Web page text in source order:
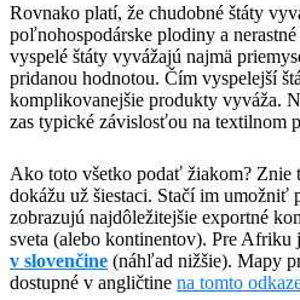
​Rovnako platí, že chudobné štáty
poľnohospodárske plodiny a
vyspelé štáty vyvážajú najmä
pridanou hodnotou. Čím vyspelejší
komplikovanejšie produkty vyváža.
zas typické závislosťou na textilnom
​Ako toto všetko podať žiakom? Znie
dokážu už šiestaci. Stačí im umožniť
zobrazujú najdôležitejšie exportné
sveta (alebo kontinentov). Pre Afriku
v slovenčine (náhľad nižšie). Mapy
dostupné v angličtine na tomto